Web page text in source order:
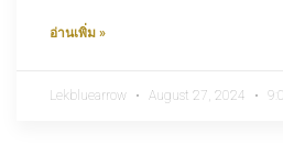
อ่านเพิ่ม »
Lekbluearrow August 27, 2024